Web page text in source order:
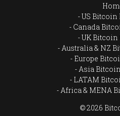
US Bitcoin
Canada
UK Bitcoin
Australia & NZ
Europe
Asia
LATAM
Africa & MENA
© 2026